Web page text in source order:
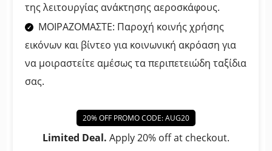
της λειτουργίας ανάκτησης αεροσκάφους.
ΜΟΙΡΑΖΟΜΑΣΤΕ: Παροχή κοινής χρήσης
εικόνων και βίντεο για κοινωνική ακρόαση για
να μοιραστείτε αμέσως τα περιπετειώδη ταξίδια
σας.
20% OFF PROMO CODE: AUG20
Limited Deal. Apply 20% off at checkout.